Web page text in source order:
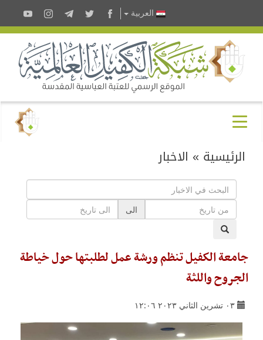
العربية
الرئيسية » الاخبار
الى
جامعة الكفيل تنظم ورشة عمل لطلبتها حول خياطة
الجروح واللثة
٠٣ تشرين الثاني ٢٠٢٣ ١٢:٠٦